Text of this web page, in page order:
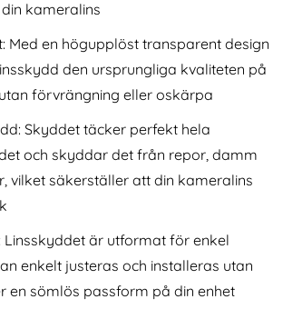
Svart
PACK
Köp Heltäckande Härdat Glas
Tech-Protect iPhone 15 Skal
MagSafe MagMat
rea pris
149 krtidigare pris
149 kr
Tillgänglighet:
I lager
Tech-Protect iPhone 15 Skal
kameralins
Med en högupplöst transparent design
den ursprungliga kvaliteten på
förvrängning eller oskärpa
Skyddet täcker perfekt hela
och skyddar det från repor, damm
vilket säkerställer att din kameralins
Linsskyddet är utformat för enkel
enkelt justeras och installeras utan
en sömlös passform på din enhet